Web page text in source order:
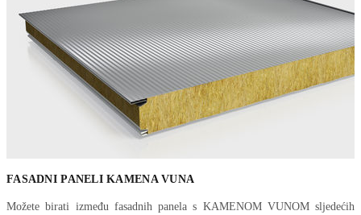
FASADNI PANELI KAMENA VUNA
Možete birati između fasadnih panela s KAMENOM VUNOM sljedećih